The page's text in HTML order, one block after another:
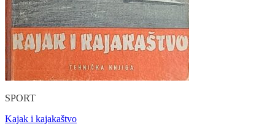
SPORT
Kajak i kajakaštvo